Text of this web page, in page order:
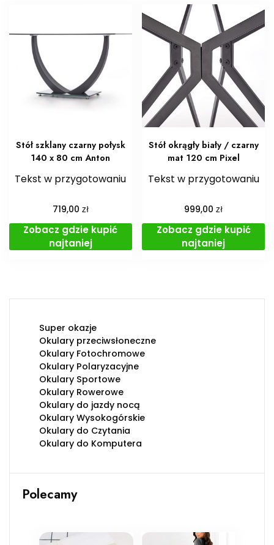
Stół szklany czarny połysk
140 x 80 cm Anton
Tekst w przygotowaniu
719,00 zł
Zobacz gdzie kupić
najtaniej
Stół okrągły biały / czarny
mat 120 cm Pixel
Tekst w przygotowaniu
999,00zł
Zobacz gdzie kupić
najtaniej
Super okazje
Okulary przeciwsłoneczne
Okulary Fotochromowe
Okulary Polaryzacyjne
Okulary Sportowe
Okulary Rowerowe
Okulary do jazdy nocą
Okulary Wysokogórskie
Okulary do Czytania
Okulary do Komputera
Polecamy